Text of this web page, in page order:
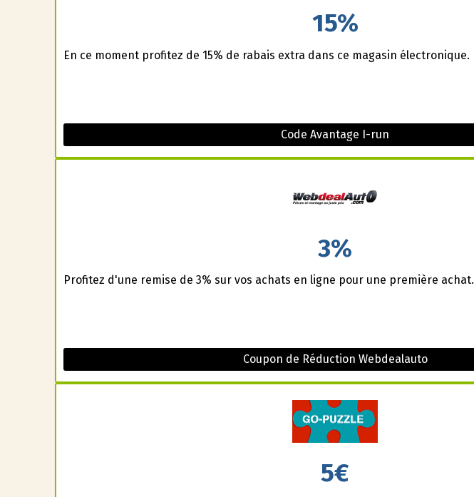
15%
En ce moment profitez de 15% de rabais extra dans ce magasin électronique.
Code Avantage I-run
3%
Profitez d'une remise de 3% sur vos achats en ligne pour une première achat.
Coupon de Réduction Webdealauto
5€